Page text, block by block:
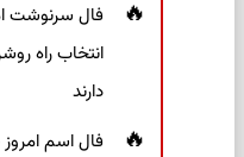
انتخاب راه
دارند